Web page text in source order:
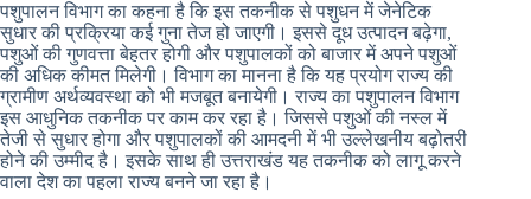
पशुपालन विभाग का कहना है कि इस तकनीक से पशुधन में जेनेटिक
सुधार की प्रक्रिया कई गुना तेज हो जाएगी। इससे दूध उत्पादन बढ़ेगा,
पशुओं की गुणवत्ता बेहतर होगी और पशुपालकों को बाजार में अपने पशुओं
की अधिक कीमत मिलेगी। विभाग का मानना है कि यह प्रयोग राज्य की
ग्रामीण अर्थव्यवस्था को भी मजबूत बनायेगी। राज्य का पशुपालन विभाग
इस आधुनिक तकनीक पर काम कर रहा है। जिससे पशुओं की नस्ल में
तेजी से सुधार होगा और पशुपालकों की आमदनी में भी उल्लेखनीय बढ़ोतरी
होने की उम्मीद है। इसके साथ ही उत्तराखंड यह तकनीक को लागू करने
वाला देश का पहला राज्य बनने जा रहा है।